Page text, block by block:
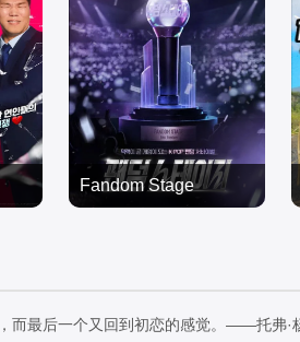
Fandom Stage
2026/韩国
最后一个又回到初恋的感觉。——托弗